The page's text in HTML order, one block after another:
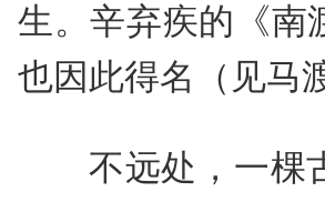
生。辛弃疾的《南
也因此得名（见马
不远处，一棵